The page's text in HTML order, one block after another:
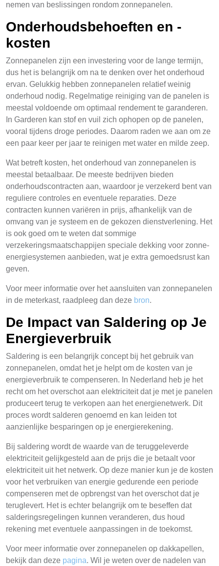
nemen van beslissingen rondom zonnepanelen.
Onderhoudsbehoeften en -
kosten
Zonnepanelen zijn een investering voor de lange termijn,
dus het is belangrijk om na te denken over het onderhoud
ervan. Gelukkig hebben zonnepanelen relatief weinig
onderhoud nodig. Regelmatige reiniging van de panelen is
meestal voldoende om optimaal rendement te garanderen.
In Garderen kan stof en vuil zich ophopen op de panelen,
vooral tijdens droge periodes. Daarom raden we aan om ze
een paar keer per jaar te reinigen met water en milde zeep.
Wat betreft kosten, het onderhoud van zonnepanelen is
meestal betaalbaar. De meeste bedrijven bieden
onderhoudscontracten aan, waardoor je verzekerd bent van
reguliere controles en eventuele reparaties. Deze
contracten kunnen variëren in prijs, afhankelijk van de
omvang van je systeem en de gekozen dienstverlening. Het
is ook goed om te weten dat sommige
verzekeringsmaatschappijen speciale dekking voor zonne-
energiesystemen aanbieden, wat je extra gemoedsrust kan
geven.
Voor meer informatie over het aansluiten van zonnepanelen
in de meterkast, raadpleeg dan deze bron.
De Impact van Saldering op Je
Energieverbruik
Saldering is een belangrijk concept bij het gebruik van
zonnepanelen, omdat het je helpt om de kosten van je
energieverbruik te compenseren. In Nederland heb je het
recht om het overschot aan elektriciteit dat je met je panelen
produceert terug te verkopen aan het energienetwerk. Dit
proces wordt salderen genoemd en kan leiden tot
aanzienlijke besparingen op je energierekening.
Bij saldering wordt de waarde van de teruggeleverde
elektriciteit gelijkgesteld aan de prijs die je betaalt voor
elektriciteit uit het netwerk. Op deze manier kun je de kosten
voor het verbruiken van energie gedurende een periode
compenseren met de opbrengst van het overschot dat je
teruglevert. Het is echter belangrijk om te beseffen dat
salderingsregelingen kunnen veranderen, dus houd
rekening met eventuele aanpassingen in de toekomst.
Voor meer informatie over zonnepanelen op dakkapellen,
bekijk dan deze pagina. Wil je weten over de nadelen van